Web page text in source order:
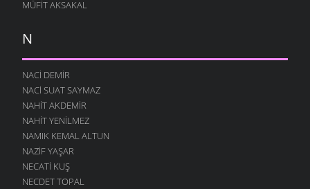
MÜFIT AKSAKAL
N
NACI DEMIR
NACI SUAT SAYMAZ
NAHIT AKDEMIR
NAHIT YENILMEZ
NAMIK KEMAL ALTUN
NAZIF YAŞAR
NECATI KUŞ
NECDET TOPAL